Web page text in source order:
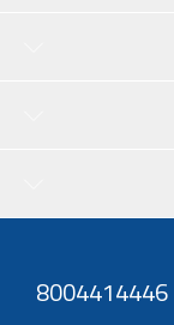
8004414446